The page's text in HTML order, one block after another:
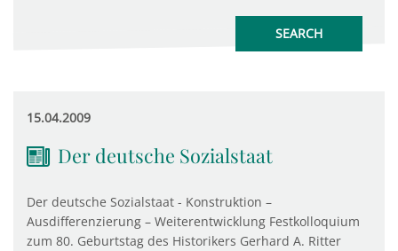
15.04.2009
Der deutsche Sozialstaat
Der deutsche Sozialstaat - Konstruktion –
Ausdifferenzierung – Weiterentwicklung Festkolloquium
zum 80. Geburtstag des Historikers Gerhard A. Ritter